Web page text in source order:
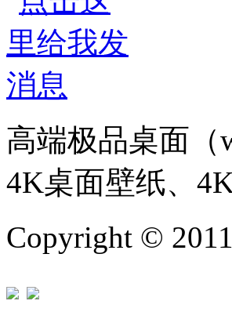
高端极品桌面（
4K桌面壁纸、
Copyright ©